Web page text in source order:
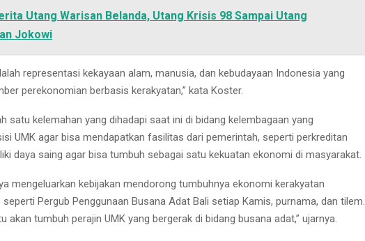
Utang Warisan Belanda, Utang Krisis 98 Sampai Utang
Jokowi
representasi kekayaan alam, manusia, dan kebudayaan Indonesia yang
perekonomian berbasis kerakyatan,” kata Koster.
satu kelemahan yang dihadapi saat ini di bidang kelembagaan yang
UMK agar bisa mendapatkan fasilitas dari pemerintah, seperti perkreditan
daya saing agar bisa tumbuh sebagai satu kekuatan ekonomi di masyarakat.
mengeluarkan kebijakan mendorong tumbuhnya ekonomi kerakyatan
Pergub Penggunaan Busana Adat Bali setiap Kamis, purnama, dan tilem.
akan tumbuh perajin UMK yang bergerak di bidang busana adat,” ujarnya.